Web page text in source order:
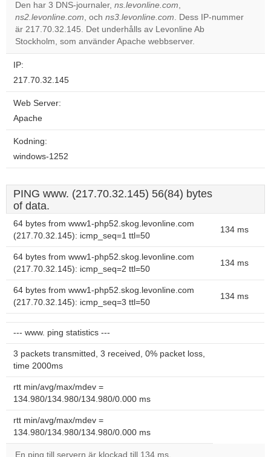
Do you
own this
website?
Den har 3 DNS-journaler, ns.levonline.com,
ns2.levonline.com, och ns3.levonline.com. Dess IP-nummer
är 217.70.32.145. Det underhålls av Levonline Ab
Stockholm, som använder Apache webbserver.
IP:
217.70.32.145
Web Server:
Apache
Kodning:
windows-1252
PING www. (217.70.32.145) 56(84) bytes
of data.
64 bytes from www1-php52.skog.levonline.com
(217.70.32.145): icmp_seq=1 ttl=50
134 ms
64 bytes from www1-php52.skog.levonline.com
(217.70.32.145): icmp_seq=2 ttl=50
134 ms
64 bytes from www1-php52.skog.levonline.com
(217.70.32.145): icmp_seq=3 ttl=50
134 ms
--- www. ping statistics ---
3 packets transmitted, 3 received, 0% packet loss,
time 2000ms
rtt min/avg/max/mdev =
134.980/134.980/134.980/0.000 ms
rtt min/avg/max/mdev =
134.980/134.980/134.980/0.000 ms
En ping till servern är klockad till 134 ms.